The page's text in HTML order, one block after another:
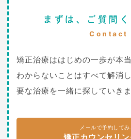
まずは、ご質問く
Contact
矯正治療ははじめの一歩が本
わからないことはすべて解消
要な治療を一緒に探していきま
メールで予約してみ